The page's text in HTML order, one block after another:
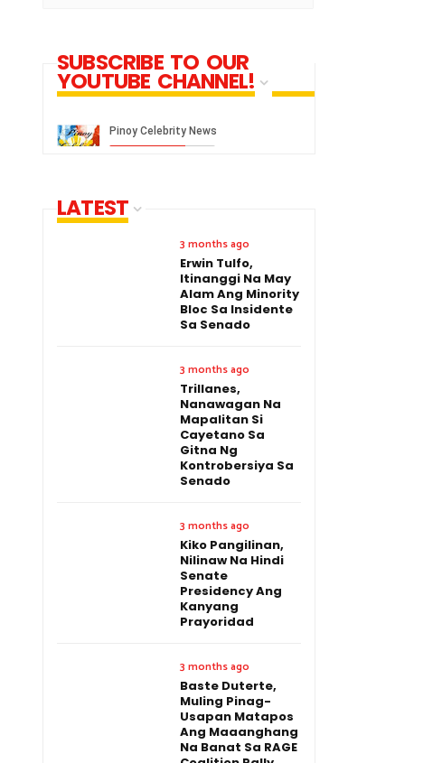
SUBSCRIBE TO OUR
YOUTUBE CHANNEL!
LATEST
3 months ago
Erwin Tulfo,
Itinanggi Na May
Alam Ang Minority
Bloc Sa Insidente
Sa Senado
3 months ago
Trillanes,
Nanawagan Na
Mapalitan Si
Cayetano Sa
Gitna Ng
Kontrobersiya Sa
Senado
3 months ago
Kiko Pangilinan,
Nilinaw Na Hindi
Senate
Presidency Ang
Kanyang
Prayoridad
3 months ago
Baste Duterte,
Muling Pinag-
Usapan Matapos
Ang Maaanghang
Na Banat Sa RAGE